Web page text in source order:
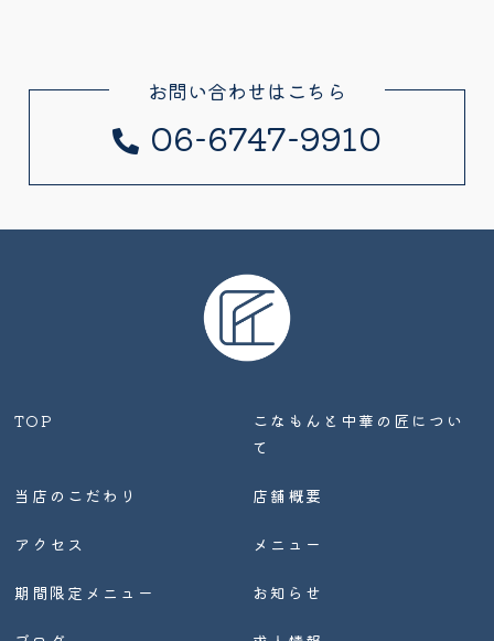
お問い合わせはこちら
06-6747-9910
TOP
こなもんと中華の匠につい
て
当店のこだわり 店舗概要
アクセス メニュー
期間限定メニュー お知らせ